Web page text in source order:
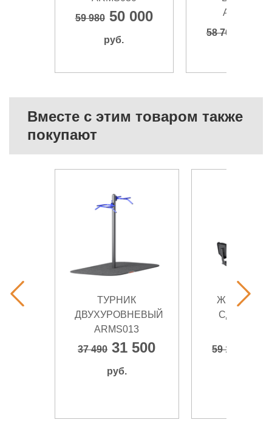
59 98050 000
руб.
ARMS055
58 760
Вместе с этим товаром также
покупают
ТУРНИК
ДВУХУРОВНЕВЫЙ
ARMS013
37 49031 500
руб.
ЖИМ
59 110